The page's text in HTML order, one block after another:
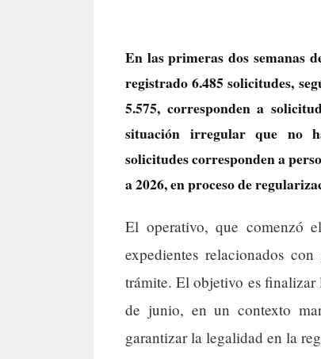
En las primeras dos semanas
registrado 6.485 solicitudes,
5.575, corresponden a
situación irregular que no
solicitudes corresponden a
a 2026, en proceso de
El operativo, que comenzó
expedientes relacionados
trámite. El objetivo es finalizar
de junio, en un contexto
garantizar la legalidad en la